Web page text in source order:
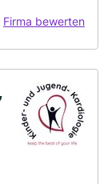
Firma bewerten